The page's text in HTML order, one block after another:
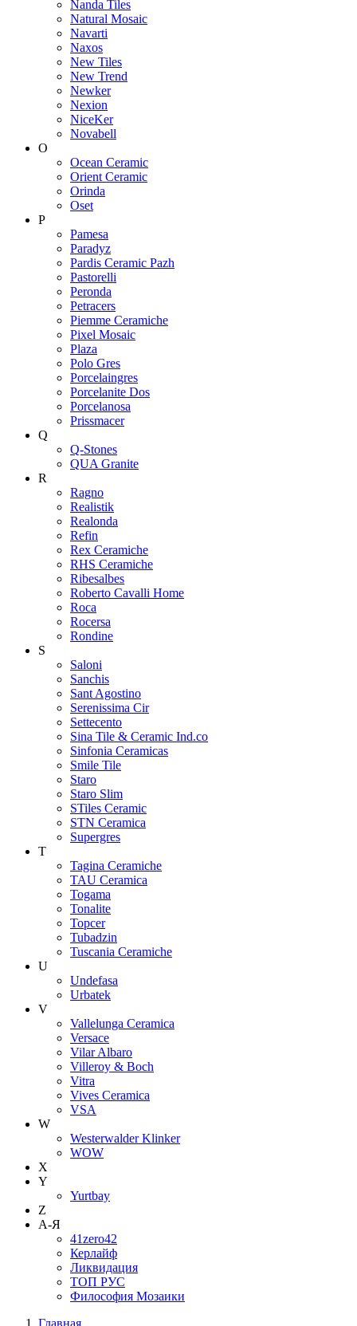
Nanda Tiles
Natural Mosaic
Navarti
Naxos
New Tiles
New Trend
Newker
Nexion
NiceKer
Novabell
O
Ocean Ceramic
Orient Ceramic
Orinda
Oset
P
Pamesa
Paradyz
Pardis Ceramic Pazh
Pastorelli
Peronda
Petracers
Piemme Ceramiche
Pixel Mosaic
Plaza
Polo Gres
Porcelaingres
Porcelanite Dos
Porcelanosa
Prissmacer
Q
Q-Stones
QUA Granite
R
Ragno
Realistik
Realonda
Refin
Rex Ceramiche
RHS Ceramiche
Ribesalbes
Roberto Cavalli Home
Roca
Rocersa
Rondine
S
Saloni
Sanchis
Sant Agostino
Serenissima Cir
Settecento
Sina Tile & Ceramic Ind.co
Sinfonia Ceramicas
Smile Tile
Staro
Staro Slim
STiles Ceramic
STN Ceramica
Supergres
T
Tagina Ceramiche
TAU Ceramica
Togama
Tonalite
Topcer
Tubadzin
Tuscania Ceramiche
U
Undefasa
Urbatek
V
Vallelunga Ceramica
Versace
Vilar Albaro
Villeroy & Boch
Vitra
Vives Ceramica
VSA
W
Westerwalder Klinker
WOW
X
Y
Yurtbay
Z
А-Я
41zero42
Керлайф
Ликвидация
ТОП РУС
Философия Мозаики
Главная